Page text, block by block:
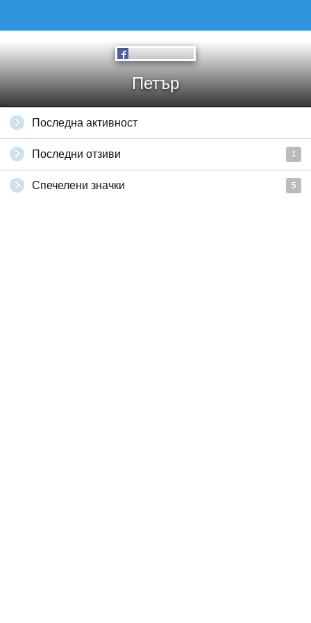
Петър
Последна активност
Последни отзиви 1
Спечелени значки 5